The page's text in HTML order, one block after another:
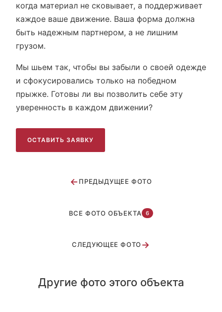
когда материал не сковывает, а поддерживает
каждое ваше движение. Ваша форма должна
быть надежным партнером, а не лишним
грузом.
Мы шьем так, чтобы вы забыли о своей одежде
и сфокусировались только на победном
прыжке. Готовы ли вы позволить себе эту
уверенность в каждом движении?
ОСТАВИТЬ ЗАЯВКУ
← ПРЕДЫДУЩЕЕ ФОТО
ВСЕ ФОТО ОБЪЕКТА 6
СЛЕДУЮЩЕЕ ФОТО→
Другие фото этого объекта
Дизайн Россия г. Москва
Мэри поппинс 1